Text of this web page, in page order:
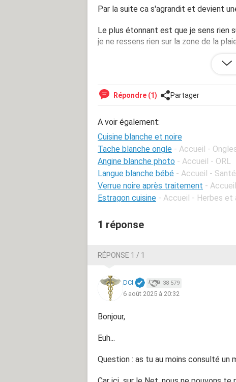
Par la suite ca s'agrandit et devient
Le plus étonnant est que je sens rien
je ne ressens rien sur la zone de la
Cdlt.
Répondre (1) Partager
A voir également:
Cuisine blanche et noire
Tache blanche ongle - Accueil -
Angine blanche photo - Accueil - ORL
Langue blanche bébé - Accueil -
Verrue noire après traitement -
Estragon cuisine - Accueil - Herbes et
1 réponse
RÉPONSE 1 / 1
DCI 38 579
6 août 2025 à 20:32
Bonjour,
Euh...
Question : as tu au moins consulté un